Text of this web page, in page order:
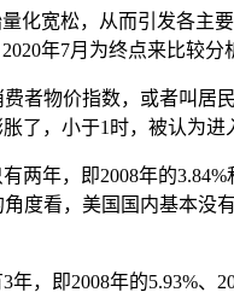
化宽松，从而引发各
年7月为终点来比较分
者物价指数，或者叫
了，小于1时，被认为
两年，即2008年的
度看，美国国内基本没
，即2008年的5.93%、